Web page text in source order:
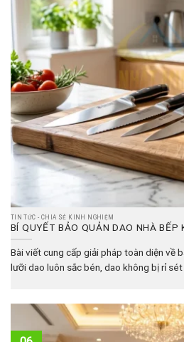
TIN TỨC - CHIA SẺ KINH NGHIỆM
BÍ QUYẾT BẢO QUẢN DAO NHÀ BẾP
Bài viết cung cấp giải pháp toàn diện về
lưỡi dao luôn sắc bén, dao không bị rỉ